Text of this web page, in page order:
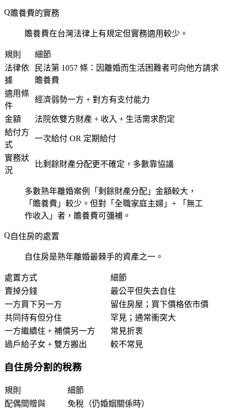
贍養費的實務
贍養費在台灣法律上有規定但實務適用較少。
規則
細節
法律依
據
民法第 1057 條：因離婚而生活困難者可向他方請求
贍養費
適用條
件
經濟弱勢一方 + 對方有支付能力
金額
法院依雙方財產 + 收入 + 生活需求酌定
給付方
式
一次給付 OR 定期給付
實務狀
況
比剩餘財產分配更不確定，多數靠協議
多數熟年離婚案例「剩餘財產分配」金額較大，
「贍養費」較少。但對「全職家庭主婦」+ 「無工
作收入」者，贍養費可彌補。
自住房的處置
自住房是熟年離婚最棘手的資產之一。
處置方式
細節
賣掉分錢
最公平但失去自住
一方買下另一方
留住房屋；買下價格依市價
共同持有但分住
罕見；通常衝突大
一方繼續住 + 補償另一方
常見折衷
過戶給子女 + 雙方搬出
較不常見
自住房分割的稅務
規則
細節
配偶間贈與
免稅（仍婚姻關係時）